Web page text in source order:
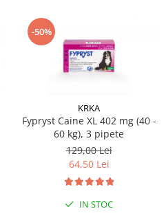
-50%
KRKA
Fypryst Caine XL 402 mg (40 -
60 kg), 3 pipete
129,00 Lei
64,50 Lei
IN STOC